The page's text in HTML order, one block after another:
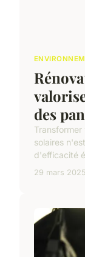
des
solaires
d'efficacité
29 mars 2025